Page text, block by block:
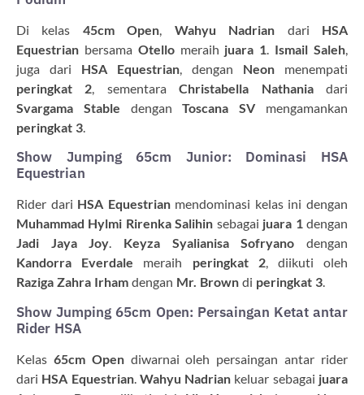
Di kelas 45cm Open Wahyu Nadrian dari HSA
Equestrian bersama Otellomeraih juara 1 Ismail Saleh
juga dari HSA Equestrian , dengan Neon menempati
peringkat 2 , sementaraChristabella Nathaniadari
Svargama Stable denganToscana SV mengamankan
peringkat 3
Show Jumping 65cm Junior: Dominasi HSA
Equestrian
Rider dari HSA Equestrianmendominasi kelas ini dengan
Muhammad Hylmi Rirenka Salihin sebagai juara 1dengan
Jadi Jaya Joy. Keyza Syalianisa Sofryano dengan
Kandorra Everdale meraih peringkat 2, diikuti oleh
Raziga Zahra Irham dengan Mr. Brown di peringkat 3.
Show Jumping 65cm Open: Persaingan Ketat antar
Rider HSA
Kelas 65cm Opendiwarnai oleh persaingan antar rider
dari HSA Equestrian. Wahyu Nadrian keluar sebagai juara